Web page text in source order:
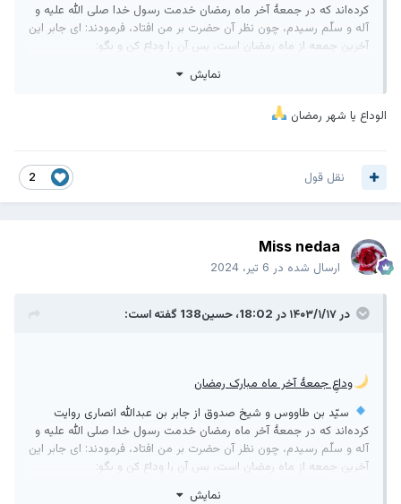
كرده‌اند كه در جمعۀ آخر ماه رمضان خدمت رسول خدا صلى الله عليه و
آله و سلّم رسيدم، چون نظر آن حضرت بر من افتاد، فرمودند: اى جابر اين
آخرين جمعه از ماه رمضان است، پس آن را وداع كن و بگو:
اللَّهُمَّ لا تَجْعَلْهُ آخِرَ الْعَهْدِ مِنْ صِيَامِنَا إِيَّاهُ فَإِنْ جَعَلْتَهُ فَاجْعَلْنِی
خدايا! اين ماه را آخرين دورۀ روزه‌داری ما قرار مده، و اگر قرار دادى،
هر كه اين دعا را در اين روز بخواند به يكى از این دو خصلت نيكو
ظفر مى‌يابد:
2⃣ آمرزش خداوند و رحمت بى‌انتها
نمایش
الوداع یا شهر رمضان
2 نقل قول
Miss nedaa
ارسال شده در 6 تیر، 2024
در ۱۴۰۳/۱/۱۷ در 18:02، حسین138 گفته است:
وداعِ جمعۀ آخر ماه مبارک رمضان
سيّد بن طاووس و شيخ صدوق از جابر بن عبدالله انصارى روايت
كرده‌اند كه در جمعۀ آخر ماه رمضان خدمت رسول خدا صلى الله عليه و
آله و سلّم رسيدم، چون نظر آن حضرت بر من افتاد، فرمودند: اى جابر اين
آخرين جمعه از ماه رمضان است، پس آن را وداع كن و بگو:
اللَّهُمَّ لا تَجْعَلْهُ آخِرَ الْعَهْدِ مِنْ صِيَامِنَا إِيَّاهُ فَإِنْ جَعَلْتَهُ فَاجْعَلْنِی
نمایش